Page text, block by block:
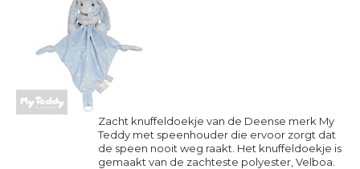
Zacht knuffeldoekje van de Deense merk My
Teddy met speenhouder die ervoor zorgt dat
de speen nooit weg raakt. Het knuffeldoekje is
gemaakt van de zachteste polyester, Velboa.